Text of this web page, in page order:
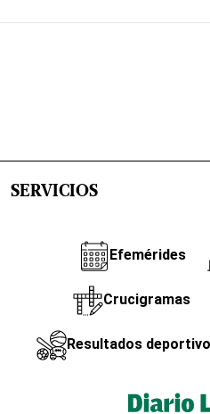
SERVICIOS
Efemérides
Crucigramas
Resultados